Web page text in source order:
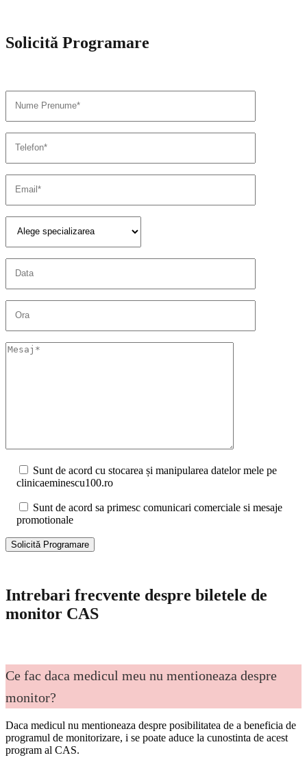
Solicită Programare
Sunt de acord cu stocarea și manipularea datelor mele pe
clinicaeminescu100.ro
Sunt de acord sa primesc comunicari comerciale si mesaje
promotionale
Intrebari frecvente despre biletele de
monitor CAS
Ce fac daca medicul meu nu mentioneaza despre
monitor?
Daca medicul nu mentioneaza despre posibilitatea de a beneficia de
programul de monitorizare, i se poate aduce la cunostinta de acest
program al CAS.